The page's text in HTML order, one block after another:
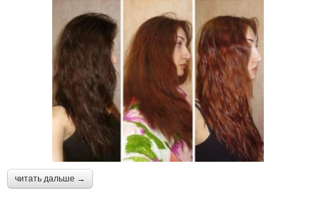
читать дальше →